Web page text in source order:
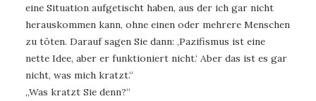
eine Situation aufgetischt haben, aus der ich gar nicht
herauskommen kann, ohne einen oder mehrere Menschen
zu töten. Darauf sagen Sie dann: ,Pazifismus ist eine
nette Idee, aber er funktioniert nicht.‘ Aber das ist es gar
nicht, was mich kratzt.“
„Was kratzt Sie denn?“